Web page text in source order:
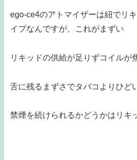
ego-ce4のアトマイザーは紐でリ
イプなんですが、これがまずい
リキッドの供給が足りずコイルが
舌に残るまずさでタバコよりひど
禁煙を続けられるかどうかはリキ